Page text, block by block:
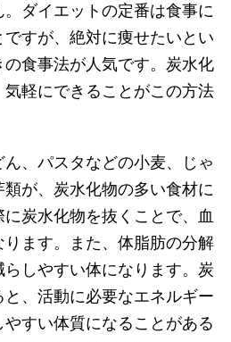
ダイエットの定番は食事に
すが、絶対に痩せたいとい
の食事法が人気です。炭水化
軽にできることがこの方法
、パスタなどの小麦、じゃ
が、炭水化物の多い食材に
炭水化物を抜くことで、血
ます。また、体脂肪の分解
しやすい体になります。炭
、活動に必要なエネルギー
すい体質になることがある